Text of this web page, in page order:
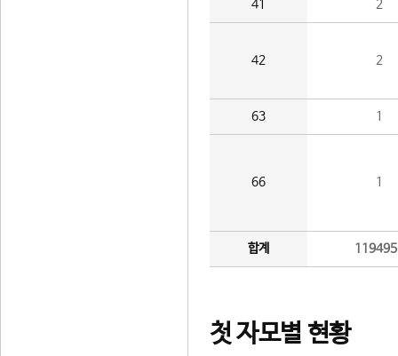
41 2
42 2
63 1
66 1
합계
첫 자모별 현황